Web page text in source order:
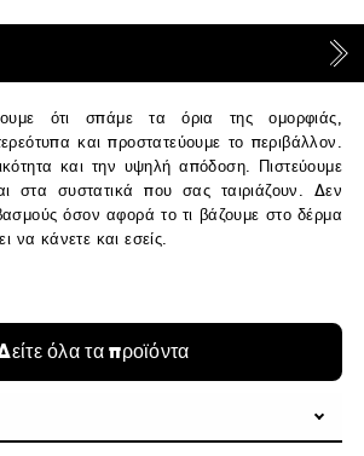
ότι σπάμε τα όρια της ομορφιάς,
και προστατεύουμε το περιβάλλον.
και την υψηλή απόδοση. Πιστεύουμε
στα συστατικά που σας ταιριάζουν. Δεν
όσον αφορά το τι βάζουμε στο δέρμα
να κάνετε και εσείς.
όλα τα προϊόντα